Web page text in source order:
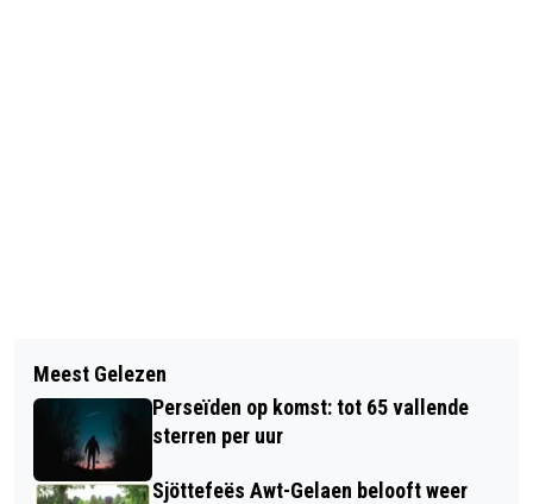
FRAUDE MET ZORGDIPLOMA’S DOOR
ERVARINGSCERTIFICATEN (EVC’S):
OPROEP TOT VOORZICHTIGHEID
ONDERNEMERSVERENIGING ZIET
FAILLISSEMENTEN VOORLOPIG NOG
STIJGEN
Meest Gelezen
Perseïden op komst: tot 65 vallende
sterren per uur
Sjöttefeës Awt-Gelaen belooft weer